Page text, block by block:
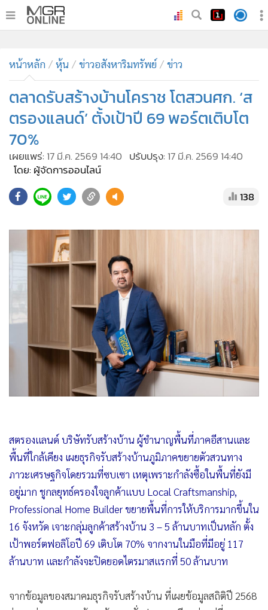
• ทันเหตุการณ์
• ภาคใต้
• ภูมิภาค
• Online Section
• บันเทิง
• ผู้จัดการรายวัน
คอลัมนิสต์
• ละคร
• Cyber BIZ
• ผู้จัดกวน
Good health & Well-being
Green Innovation & SD
Management & HR
• MGR Live
Infographic
การเมือง
• กีฬา
• Special Scoop
• เศรษฐกิจ-ธุรกิจ
• จีน
• ชุมชน-คุณภาพชีวิต
• อาชญากรรม
• Motoring
• เกม
• วิทยาศาสตร์
• หุ้น
หน้าหลัก หุ้น ข่าวอสังหาริมทรัพย์ ข่าว
ตลาดรับสร้างบ้านโคราช โตสวนศก. ‘ส
ตรองแลนด์’ ตั้งเป้าปี 69 พอร์ตเติบโต
70%
เผยแพร่: 17 มี.ค. 2569 14:40 ปรับปรุง: 17 มี.ค. 2569 14:40
โดย: ผู้จัดการออนไลน์
138
สตรองแลนด์ บริษัทรับสร้างบ้าน ผู้ชำนาญพื้นที่ภาคอีสานและ
พื้นที่ใกล้เคียง เผยธุรกิจรับสร้างบ้านภูมิภาคขยายตัวสวนทาง
ภาวะเศรษฐกิจโดยรวมที่ซบเซา เหตุเพราะกำลังซื้อในพื้นที่ยังมี
อยู่มาก ชูกลยุทธ์ครองใจลูกค้าแบบ Local Craftsmanship,
Professional Home Builder ขยายพื้นที่การให้บริการมากขึ้นใน
16 จังหวัด เจาะกลุ่มลูกค้าสร้างบ้าน 3 – 5 ล้านบาทเป็นหลัก ตั้ง
เป้าพอร์ตฟอลิโอปี 69 เติบโต 70% จากงานในมือที่มีอยู่ 117
ล้านบาท และกำลังจะปิดยอดไตรมาสแรกที่ 50 ล้านบาท
จากข้อมูลของสมาคมธุรกิจรับสร้างบ้าน ที่เผยข้อมูลสถิติปี 2568